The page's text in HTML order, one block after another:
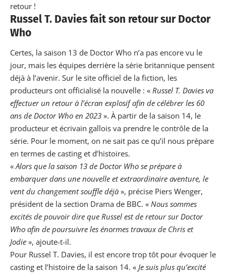
retour !
Russel T. Davies fait son retour sur Doctor
Who
Certes, la saison 13 de Doctor Who n’a pas encore vu le
jour, mais les équipes derrière la série britannique pensent
déjà à l’avenir. Sur le site officiel de la fiction, les
producteurs ont officialisé la nouvelle : « Russel T. Davies va
effectuer un retour à l’écran explosif afin de célébrer les 60
ans de Doctor Who en 2023 ». À partir de la saison 14, le
producteur et écrivain gallois va prendre le contrôle de la
série. Pour le moment, on ne sait pas ce qu’il nous prépare
en termes de casting et d’histoires.
«Alors que la saison 13 de Doctor Who se prépare à
embarquer dans une nouvelle et extraordinaire aventure, le
vent du changement souffle déjà », précise Piers Wenger,
président de la section Drama de BBC. « Nous sommes
excités de pouvoir dire que Russel est de retour sur Doctor
Who afin de poursuivre les énormes travaux de Chris et
Jodie », ajoute-t-il.
Pour Russel T. Davies, il est encore trop tôt pour évoquer le
casting et l’histoire de la saison 14. « Je suis plus qu’excité